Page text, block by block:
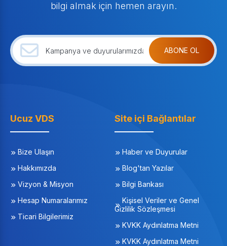
bilgi almak için hemen arayın.
ABONE OL
Ucuz VDS
Bize Ulaşın
Hakkımızda
Vizyon & Misyon
Hesap Numaralarımız
Ticari Bilgilerimiz
Site içi Bağlantılar
Haber ve Duyurular
Blog'tan Yazılar
Bilgi Bankası
Kişisel Veriler ve Genel
Gizlilik Sözleşmesi
KVKK Aydınlatma Metni
KVKK Aydınlatma Metni